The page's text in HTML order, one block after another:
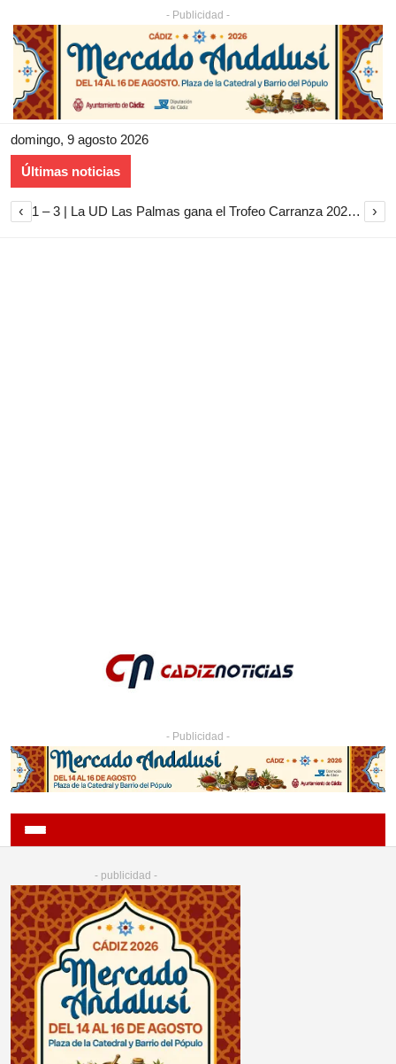
- Publicidad -
domingo, 9 agosto 2026
Últimas noticias
‹ 1 – 3 | La UD Las Palmas gana el Trofeo Carranza 2026 tras imponerse al Cádiz CF ›
- Publicidad -
- publicidad -